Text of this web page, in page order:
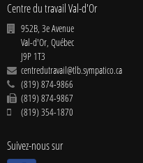
Centre du travail Val-d'Or
952B, 3e Avenue
Val-d'Or, Québec
J9P 1T3
centredutravail@tlb.sympatico.ca
(819) 874-9866
(819) 874-9867
(819) 354-1870
Suivez-nous sur